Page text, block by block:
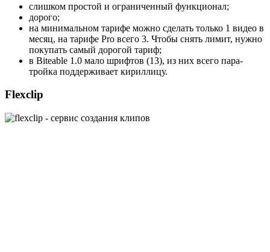
слишком простой и ограниченный функционал;
дорого;
на минимальном тарифе можно сделать только 1 видео в
месяц, на тарифе Pro всего 3. Чтобы снять лимит, нужно
покупать самый дорогой тариф;
в Biteable 1.0 мало шрифтов (13), из них всего пара-
тройка поддерживает кириллицу.
Flexclip